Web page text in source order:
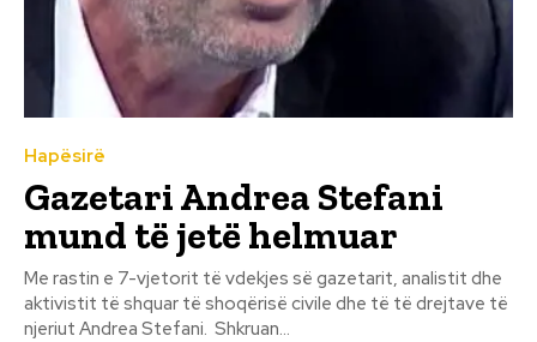
Hapësirë
Gazetari Andrea Stefani
mund të jetë helmuar
Me rastin e 7-vjetorit të vdekjes së gazetarit, analistit dhe
aktivistit të shquar të shoqërisë civile dhe të të drejtave të
njeriut Andrea Stefani. Shkruan...